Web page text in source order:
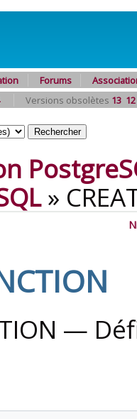
Forums
Versions obsolètes 13 12
»
—